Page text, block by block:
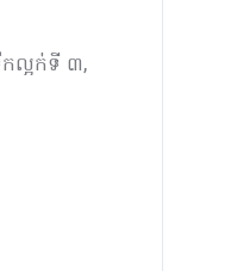
កល្អក់ទី ៣,